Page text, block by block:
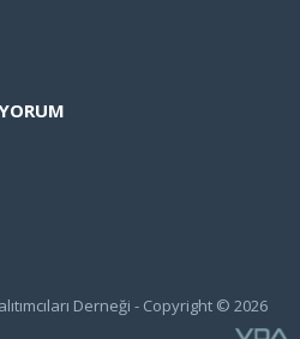
Derneği - Copyright © 2026